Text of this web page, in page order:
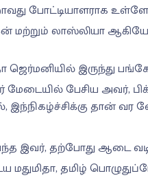
போட்டியாளராக
மற்றும் லாஸ்லியா
ஜெர்மனியில் இருந்து
பேசிய அவர்,
இந்நிகழ்ச்சிக்கு தான்
இவர், தற்போது ஆடை
மதுமிதா, தமிழ்